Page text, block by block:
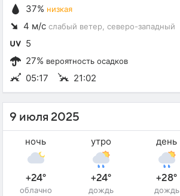
37% низкая
4 м/с слабый ветер , северо-западный
5
27% вероятность осадков
05:17 21:02
9 июля 2025
ночь
+24°
облачно
утро
+24°
дождь
день
+28°
дождь